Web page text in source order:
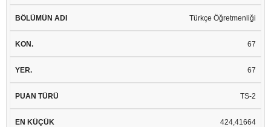
Türkçe Öğretmenliği
67
67
TS-2
424,41664